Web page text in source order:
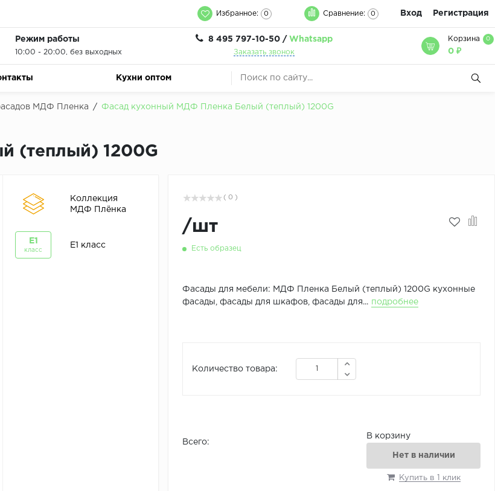
Избранное: 0 Сравнение: 0 Вход Регистрация
Режим работы
10:00 - 20:00, без выходных
8 495 797-10-50 / Whatsapp
Заказать звонок
Корзина 0
0 ₽
Кухни оптом
МДФ Пленка / Фасад кухонный МДФ Пленка Белый (теплый) 1200G
(теплый) 1200G
Коллекция
МДФ Плёнка
E1
класс
E1 класс
( 0 )
/шт
Есть образец
Фасады для мебели: МДФ Пленка Белый (теплый) 1200G кухонные
фасады, фасады для шкафов, фасады для... подробнее
Количество товара:
Всего:
В корзину
Нет в наличии
Купить в 1 клик